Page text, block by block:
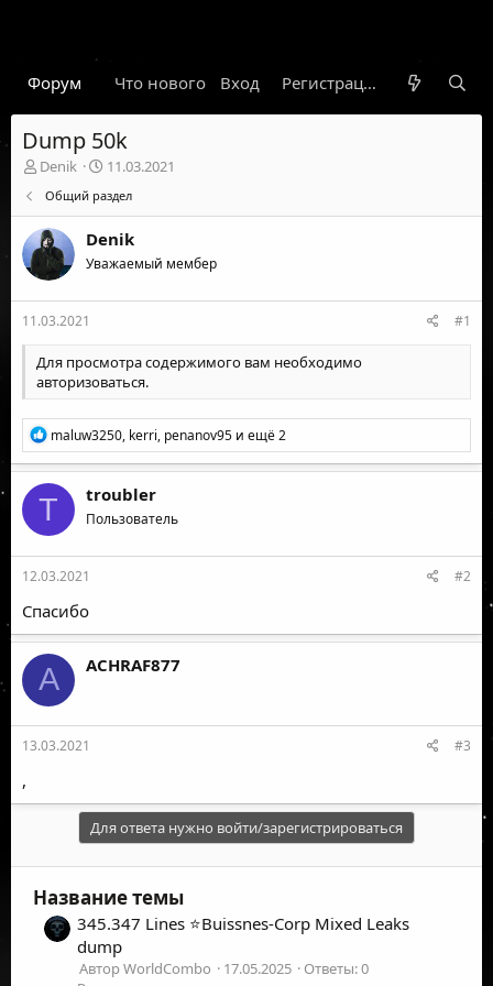
Форум Что нового Гарант Новости
Вход Регистрация
Dump 50k
А
о
р
е
м
ы
Denik
Д
т
н
а
а
11.03.2021
Общий раздел
Denik
Уважаемый мембер
11.03.2021 #1
Для просмотра содержимого вам необходимо
авторизоваться.
Р
е
а
к
ц
и
и
:
maluw3250, kerri, penanov95 и ещё 2
T troubler
Пользователь
12.03.2021 #2
Спасибо
A ACHRAF877
13.03.2021 #3
,
Для ответа нужно войти/зарегистрироваться
Название темы
345.347 Lines ⭐️Buissnes-Corp Mixed Leaks
dump
Автор WorldCombo 17.05.2025
Ответы: 0